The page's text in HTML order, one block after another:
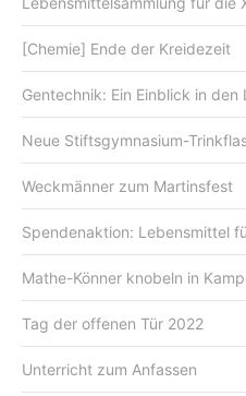
[Chemie] Ende der Kreidezeit
Gentechnik: Ein Einblick in den
Neue Stiftsgymnasium-
Weckmänner zum Martinsfest
Spendenaktion: Lebensmittel
Mathe-Könner knobeln in
Tag der offenen Tür 2022
Unterricht zum Anfassen